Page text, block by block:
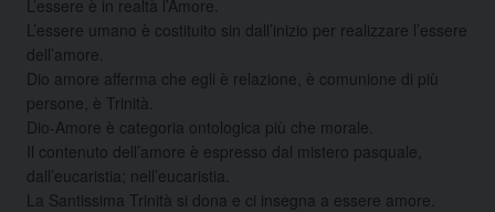
L’essere è in realtà l’Amore.
L’essere umano è costituito sin dall’inizio per realizzare l’essere
dell’amore.
Dio amore afferma che egli è relazione, è comunione di più
persone, è Trinità.
Dio-Amore è categoria ontologica più che morale.
Il contenuto dell’amore è espresso dal mistero pasquale,
dall’eucaristia; nell’eucaristia.
La Santissima Trinità si dona e ci insegna a essere amore.